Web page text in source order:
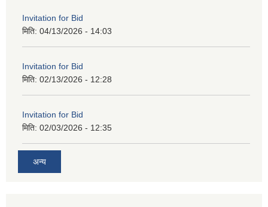
Invitation for Bid
मिति: 04/13/2026 - 14:03
Invitation for Bid
मिति: 02/13/2026 - 12:28
Invitation for Bid
मिति: 02/03/2026 - 12:35
अन्य